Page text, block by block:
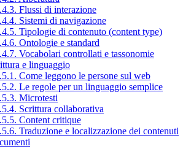
Flussi di interazione
Sistemi di navigazione
Tipologie di contenuto (content type)
Ontologie e standard
Vocabolari controllati e tassonomie
e linguaggio
Come leggono le persone sul web
Le regole per un linguaggio semplice
Microtesti
Scrittura collaborativa
Content critique
Traduzione e localizzazione dei contenuti